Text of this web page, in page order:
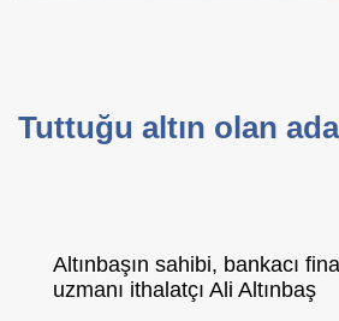
Tuttuğu altın olan
Altınbaşın sahibi, bankacı
uzmanı ithalatçı Ali Altınbaş